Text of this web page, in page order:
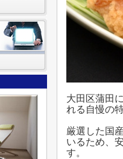
大田区蒲田
れる自慢の
厳選した国
いるため、
す。